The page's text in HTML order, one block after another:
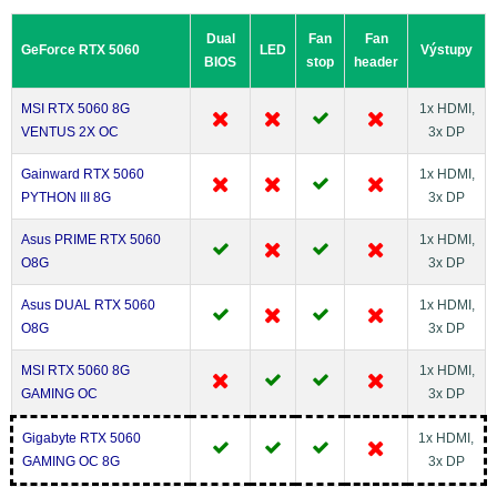
GeForce RTX 5060
Dual
BIOS
LED
Fan
stop
Fan
header
Výstupy
MSI RTX 5060 8G
VENTUS 2X OC
1x HDMI,
3x DP
Gainward RTX 5060
PYTHON III 8G
1x HDMI,
3x DP
Asus PRIME RTX 5060
O8G
1x HDMI,
3x DP
Asus DUAL RTX 5060
O8G
1x HDMI,
3x DP
MSI RTX 5060 8G
GAMING OC
1x HDMI,
3x DP
Gigabyte RTX 5060
GAMING OC 8G
1x HDMI,
3x DP